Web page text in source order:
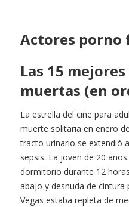
Actores porno
Las 15
muertas (en
La estrella del cine para
muerte solitaria en enero
tracto urinario se extendió
sepsis. La joven de 20
dormitorio durante 12
abajo y desnuda de cintura
Vegas estaba repleta de